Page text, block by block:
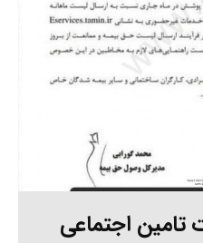
تامین اجتماعی